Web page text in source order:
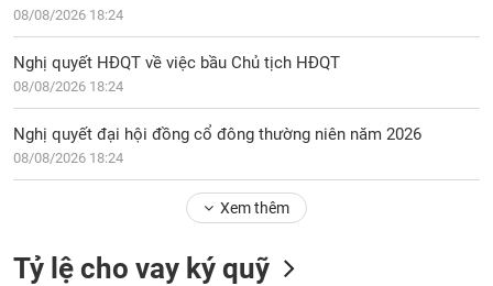
08/08/2026 18:24
Nghị quyết HĐQT về việc bầu Chủ tịch HĐQT
08/08/2026 18:24
Nghị quyết đại hội đồng cổ đông thường niên năm 2026
08/08/2026 18:24
Xem thêm
Tỷ lệ cho vay ký quỹ